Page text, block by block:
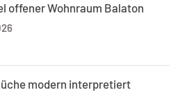
offener Wohnraum Balaton
modern interpretiert